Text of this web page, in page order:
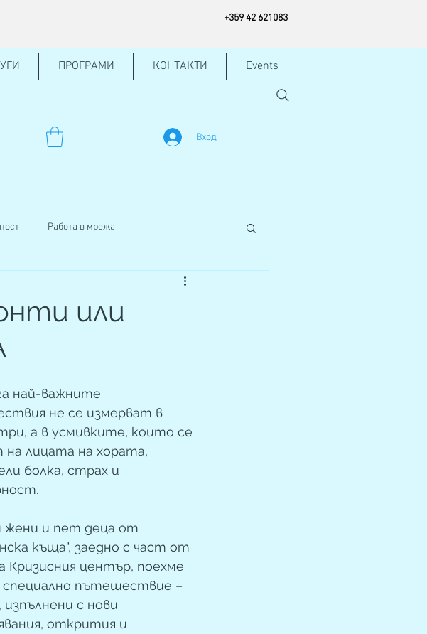
+359 42 621083
ПРОГРАМИ КОНТАКТИ Events
Вход
Работа в мрежа
или
най-важните
не се измерват в
а в усмивките, които се
лицата на хората,
болка, страх и
жени и пет деца от
къща", заедно с част от
Кризисния център, поехме
специално пътешествие –
изпълнени с нови
открития и